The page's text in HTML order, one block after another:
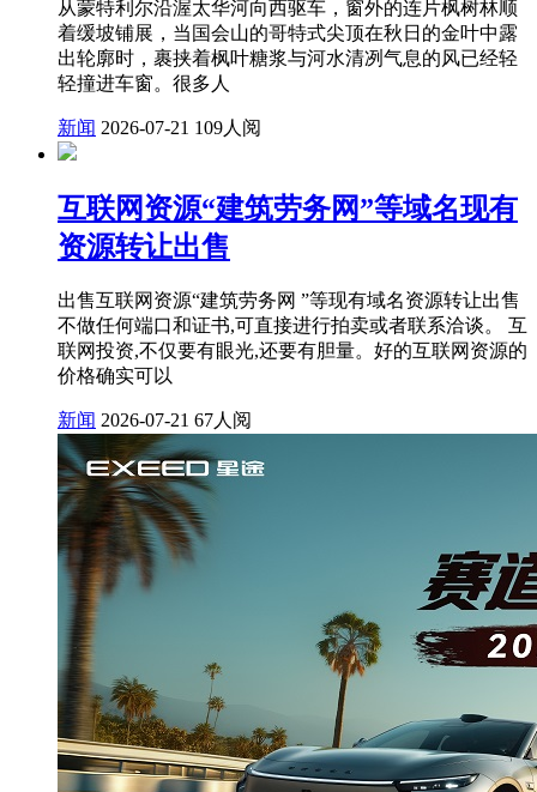
从蒙特利尔沿渥太华河向西驱车，窗外的连片枫树林顺
着缓坡铺展，当国会山的哥特式尖顶在秋日的金叶中露
出轮廓时，裹挟着枫叶糖浆与河水清冽气息的风已经轻
轻撞进车窗。很多人
新闻 2026-07-21 109人阅
互联网资源“建筑劳务网”等域名现有
资源转让出售
出售互联网资源“建筑劳务网 ”等现有域名资源转让出售
不做任何端口和证书,可直接进行拍卖或者联系洽谈。 互
联网投资,不仅要有眼光,还要有胆量。好的互联网资源的
价格确实可以
新闻 2026-07-21 67人阅